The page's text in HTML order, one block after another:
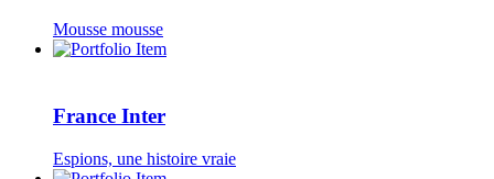
Mousse mousse
France Inter
Espions, une histoire vraie